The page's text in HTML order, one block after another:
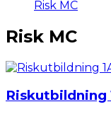
Risk MC
Risk MC
Riskutbildning